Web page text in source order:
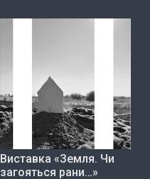
Виставка «Земля. Чи
загояться рани…»